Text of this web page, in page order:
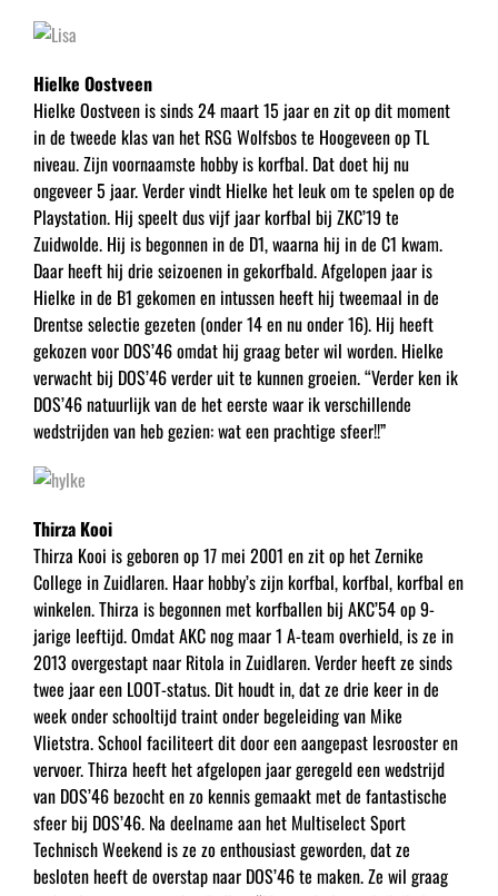
Hielke Oostveen
Hielke Oostveen is sinds 24 maart 15 jaar en zit op dit moment
in de tweede klas van het RSG Wolfsbos te Hoogeveen op TL
niveau. Zijn voornaamste hobby is korfbal. Dat doet hij nu
ongeveer 5 jaar. Verder vindt Hielke het leuk om te spelen op de
Playstation. Hij speelt dus vijf jaar korfbal bij ZKC’19 te
Zuidwolde. Hij is begonnen in de D1, waarna hij in de C1 kwam.
Daar heeft hij drie seizoenen in gekorfbald. Afgelopen jaar is
Hielke in de B1 gekomen en intussen heeft hij tweemaal in de
Drentse selectie gezeten (onder 14 en nu onder 16). Hij heeft
gekozen voor DOS’46 omdat hij graag beter wil worden. Hielke
verwacht bij DOS’46 verder uit te kunnen groeien. “Verder ken ik
DOS’46 natuurlijk van de het eerste waar ik verschillende
wedstrijden van heb gezien: wat een prachtige sfeer!!”
Thirza Kooi
Thirza Kooi is geboren op 17 mei 2001 en zit op het Zernike
College in Zuidlaren. Haar hobby’s zijn korfbal, korfbal, korfbal en
winkelen. Thirza is begonnen met korfballen bij AKC’54 op 9-
jarige leeftijd. Omdat AKC nog maar 1 A-team overhield, is ze in
2013 overgestapt naar Ritola in Zuidlaren. Verder heeft ze sinds
twee jaar een LOOT-status. Dit houdt in, dat ze drie keer in de
week onder schooltijd traint onder begeleiding van Mike
Vlietstra. School faciliteert dit door een aangepast lesrooster en
vervoer. Thirza heeft het afgelopen jaar geregeld een wedstrijd
van DOS’46 bezocht en zo kennis gemaakt met de fantastische
sfeer bij DOS’46. Na deelname aan het Multiselect Sport
Technisch Weekend is ze zo enthousiast geworden, dat ze
besloten heeft de overstap naar DOS’46 te maken. Ze wil graag